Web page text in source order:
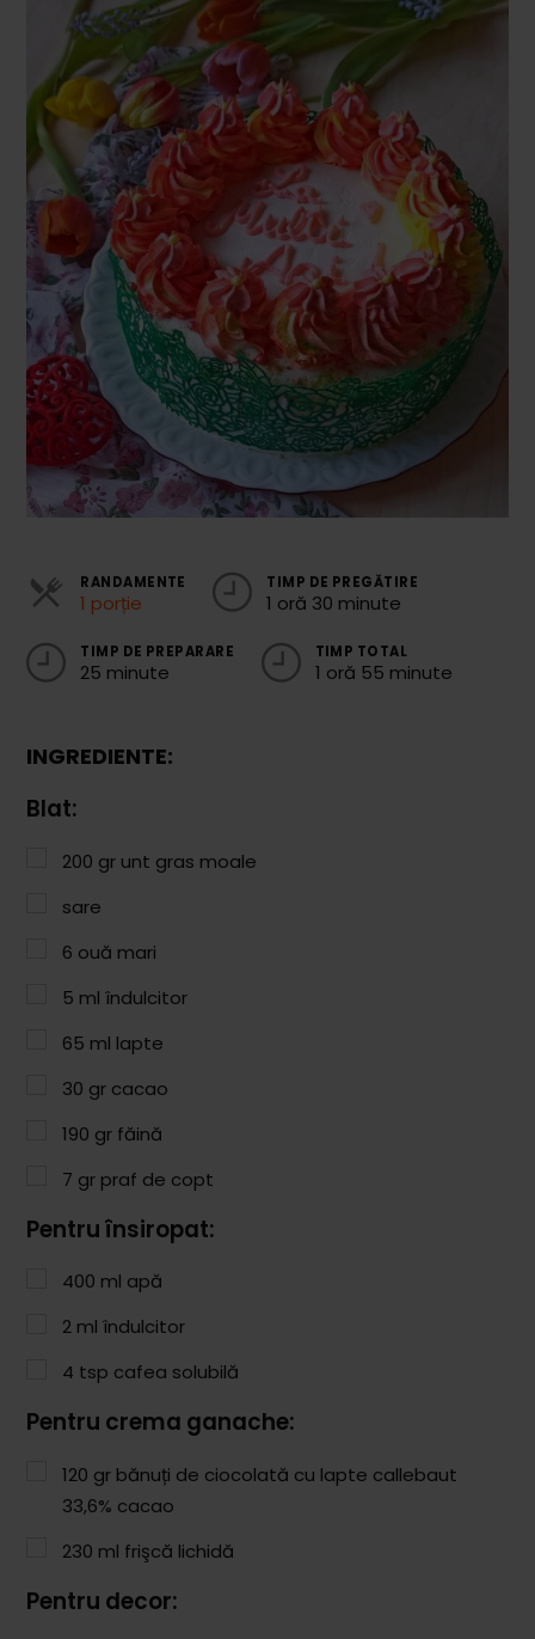
Cocktail-uri
Smoothies
Ceva Dulce
Biscuiți, Bomboane și
Fursecuri
Brioșe și Checuri
Budinci, Jeleuri și Sufleuri
Cheesecake
Cozonaci
Deserturi Sănătoase
Plăcinte, Tarte și Rulade
Prăjituri
Conserve
Sirop / Compot
Garnituri
Paste & Risotto
Patiserie
Aluaturi Dulci
Aluaturi Sărate
Pizza
Rețete cu Carne
Rețete Video
Comunitatea
Librărie
Adaugă o rețetă
Cum adăugăm o rețetă
RANDAMENTE
1 porție
TIMP DE PREGĂTIRE
1 oră 30 minute
TIMP DE PREPARARE
25 minute
TIMP TOTAL
1 oră 55 minute
INGREDIENTE:
Blat:
200 gr unt gras moale
sare
6 ouă mari
5 ml îndulcitor
65 ml lapte
30 gr cacao
190 gr făină
7 gr praf de copt
Pentru însiropat:
400 ml apă
2 ml îndulcitor
4 tsp cafea solubilă
Pentru crema ganache:
120 gr bănuți de ciocolată cu lapte callebaut
33,6% cacao
230 ml frişcă lichidă
Pentru decor: